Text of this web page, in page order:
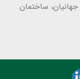
ساختمان